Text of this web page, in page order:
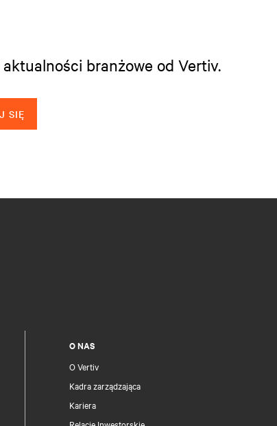
branżowe od Vertiv.
SIĘ
O NAS
O Vertiv
Kadra zarządzająca
Kariera